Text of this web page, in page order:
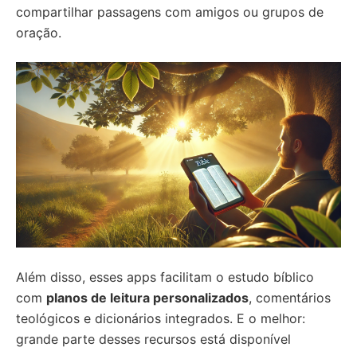
compartilhar passagens com amigos ou grupos de
oração.
Além disso, esses apps facilitam o estudo bíblico
com planos de leitura personalizados, comentários
teológicos e dicionários integrados. E o melhor:
grande parte desses recursos está disponível